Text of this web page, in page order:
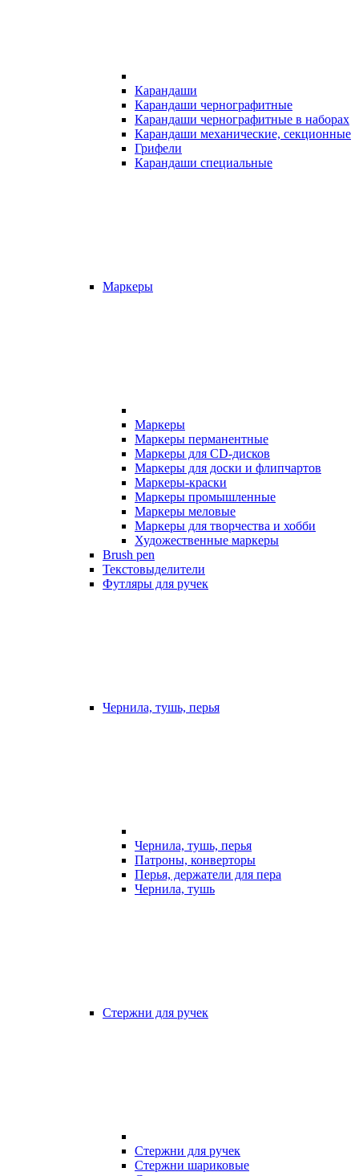
Карандаши
Карандаши чернографитные
Карандаши чернографитные в наборах
Карандаши механические, секционные
Грифели
Карандаши специальные
Маркеры
Маркеры
Маркеры перманентные
Маркеры для CD-дисков
Маркеры для доски и флипчартов
Маркеры-краски
Маркеры промышленные
Маркеры меловые
Маркеры для творчества и хобби
Художественные маркеры
Brush pen
Текстовыделители
Футляры для ручек
Чернила, тушь, перья
Чернила, тушь, перья
Патроны, конверторы
Перья, держатели для пера
Чернила, тушь
Стержни для ручек
Стержни для ручек
Стержни шариковые